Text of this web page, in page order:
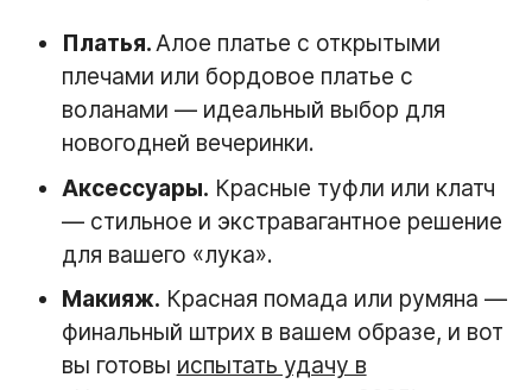
Платья.Алое платье с открытыми
плечами или бордовое платье с
воланами — идеальный выбор для
новогодней вечеринки.
Аксессуары. Красные туфли или клатч
— стильное и экстравагантное решение
для вашего «лука».
Макияж. Красная помада или румяна —
финальный штрих в вашем образе, и вот
вы готовы испытать удачу в